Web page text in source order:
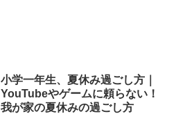
小学一年生、夏休み過ごし方｜
YouTubeやゲームに頼らない！
我が家の夏休みの過ごし方